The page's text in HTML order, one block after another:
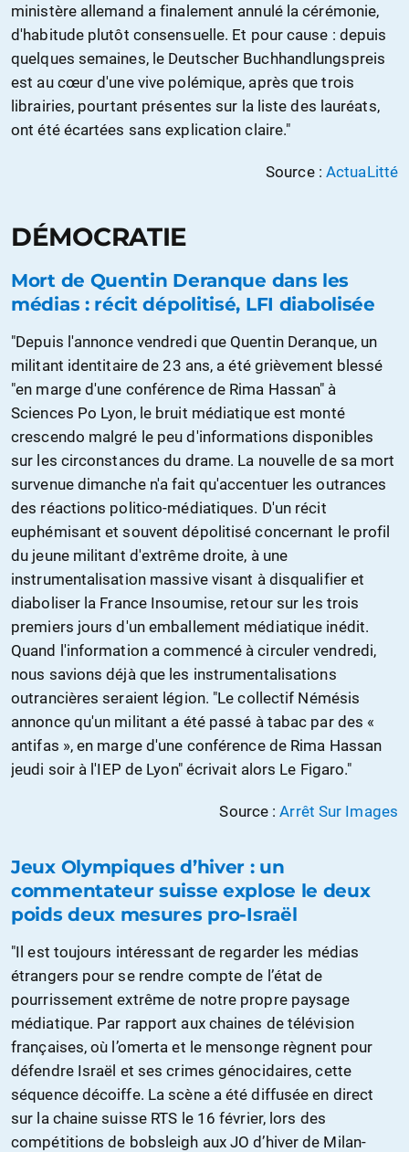
ministère allemand a finalement annulé la cérémonie,
d'habitude plutôt consensuelle. Et pour cause : depuis
quelques semaines, le Deutscher Buchhandlungspreis
est au cœur d'une vive polémique, après que trois
librairies, pourtant présentes sur la liste des lauréats,
ont été écartées sans explication claire."
Source : ActuaLitté
DÉMOCRATIE
Mort de Quentin Deranque dans les
médias : récit dépolitisé, LFI diabolisée
"Depuis l'annonce vendredi que Quentin Deranque, un
militant identitaire de 23 ans, a été grièvement blessé
"en marge d'une conférence de Rima Hassan" à
Sciences Po Lyon, le bruit médiatique est monté
crescendo malgré le peu d'informations disponibles
sur les circonstances du drame. La nouvelle de sa mort
survenue dimanche n'a fait qu'accentuer les outrances
des réactions politico-médiatiques. D'un récit
euphémisant et souvent dépolitisé concernant le profil
du jeune militant d'extrême droite, à une
instrumentalisation massive visant à disqualifier et
diaboliser la France Insoumise, retour sur les trois
premiers jours d'un emballement médiatique inédit.
Quand l'information a commencé à circuler vendredi,
nous savions déjà que les instrumentalisations
outrancières seraient légion. "Le collectif Némésis
annonce qu'un militant a été passé à tabac par des «
antifas », en marge d'une conférence de Rima Hassan
jeudi soir à l'IEP de Lyon" écrivait alors Le Figaro."
Source :Arrêt Sur Images
Jeux Olympiques d’hiver : un
commentateur suisse explose le deux
poids deux mesures pro-Israël
"Il est toujours intéressant de regarder les médias
étrangers pour se rendre compte de l’état de
pourrissement extrême de notre propre paysage
médiatique. Par rapport aux chaines de télévision
françaises, où l’omerta et le mensonge règnent pour
défendre Israël et ses crimes génocidaires, cette
séquence décoiffe. La scène a été diffusée en direct
sur la chaine suisse RTS le 16 février, lors des
compétitions de bobsleigh aux JO d’hiver de Milan-